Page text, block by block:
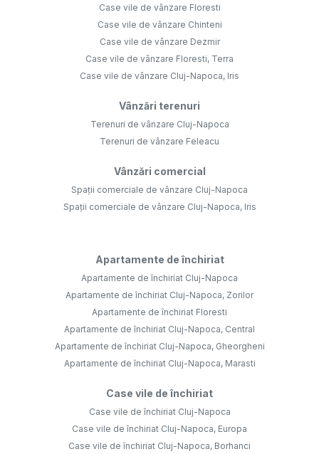
Case vile de vânzare Floresti
Case vile de vânzare Chinteni
Case vile de vânzare Dezmir
Case vile de vânzare Floresti, Terra
Case vile de vânzare Cluj-Napoca, Iris
Vânzări terenuri
Terenuri de vânzare Cluj-Napoca
Terenuri de vânzare Feleacu
Vânzări comercial
Spații comerciale de vânzare Cluj-Napoca
Spații comerciale de vânzare Cluj-Napoca, Iris
Apartamente de închiriat
Apartamente de închiriat Cluj-Napoca
Apartamente de închiriat Cluj-Napoca, Zorilor
Apartamente de închiriat Floresti
Apartamente de închiriat Cluj-Napoca, Central
Apartamente de închiriat Cluj-Napoca, Gheorgheni
Apartamente de închiriat Cluj-Napoca, Marasti
Case vile de închiriat
Case vile de închiriat Cluj-Napoca
Case vile de închiriat Cluj-Napoca, Europa
Case vile de închiriat Cluj-Napoca, Borhanci